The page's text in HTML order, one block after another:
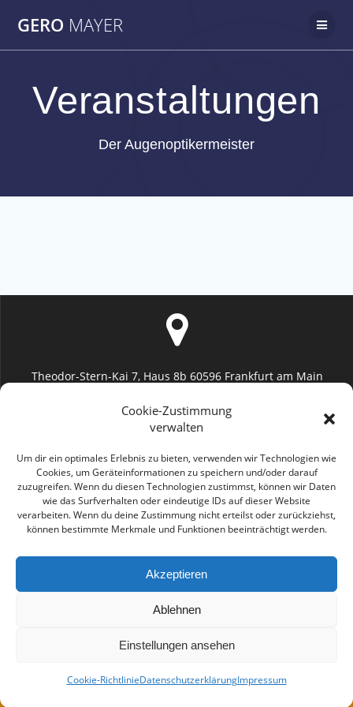
Cookie-Zustimmung
verwalten
Um dir ein optimales Erlebnis zu bieten, verwenden wir Technologien wie
Cookies, um Geräteinformationen zu speichern und/oder darauf
zuzugreifen. Wenn du diesen Technologien zustimmst, können wir Daten
wie das Surfverhalten oder eindeutige IDs auf dieser Website
verarbeiten. Wenn du deine Zustimmung nicht erteilst oder zurückziehst,
können bestimmte Merkmale und Funktionen beeinträchtigt werden.
Akzeptieren
Ablehnen
Einstellungen ansehen
Cookie-RichtlinieDatenschutzerklärungImpressum
GERO MAYER
Veranstaltungen
Der Augenoptikermeister
Theodor-Stern-Kai 7, Haus 8b 60596 Frankfurt am Main
info@geromayer.de
0176 2285 6872
© 2026 Gero Mayer. WordPress mit demMesmerize-Theme